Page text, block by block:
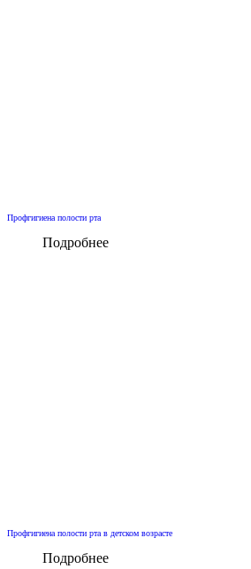
Профгигиена полости рта
Подробнее
Профгигиена полости рта в детском возрасте
Подробнее